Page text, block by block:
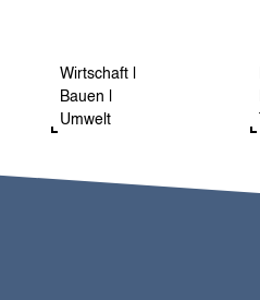
Wirtschaft |
Bauen |
Umwelt